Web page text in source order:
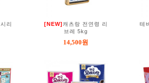
리
[NEW]캐츠랑 전연령 리
브레 5kg
14,500원
테